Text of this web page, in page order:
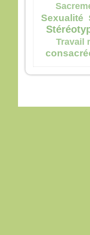
Sexualité
Travail